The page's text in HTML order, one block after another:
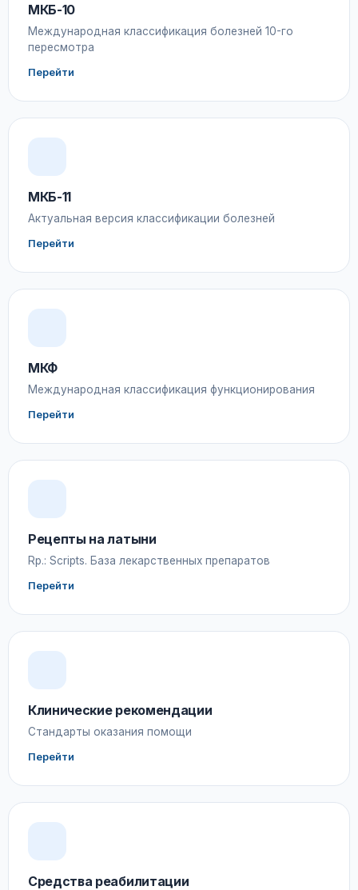
МКБ-10
Международная классификация болезней 10-го
пересмотра
Перейти
МКБ-11
Актуальная версия классификации болезней
Перейти
МКФ
Международная классификация функционирования
Перейти
Рецепты на латыни
Rp.: Scripts. База лекарственных препаратов
Перейти
Клинические рекомендации
Стандарты оказания помощи
Перейти
Средства реабилитации